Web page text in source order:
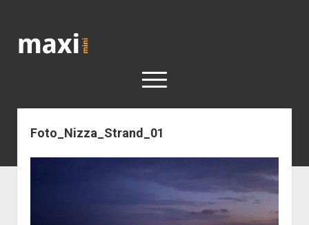
open
< work
Berlin
Foto_Nizza_Strand_01